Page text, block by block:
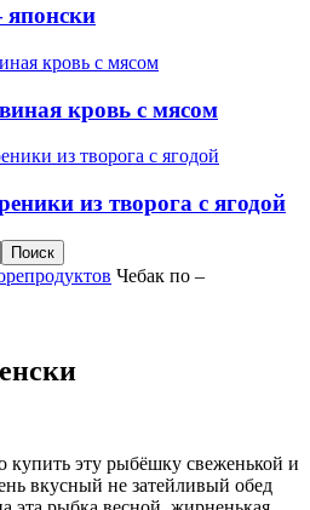
кровь с мясом
из творога с ягодой
Чебак по –
купить эту рыбёшку свеженькой и
вкусный не затейливый обед